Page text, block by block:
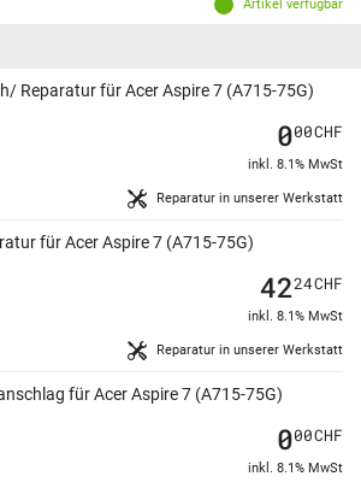
Artikel verfügbar
Reparatur für Acer Aspire 7 (A715-75G)
Reparatur in unserer Werkstatt
000CHF
inkl. 8.1% MwSt
für Acer Aspire 7 (A715-75G)
Reparatur in unserer Werkstatt
4224CHF
inkl. 8.1% MwSt
für Acer Aspire 7 (A715-75G)
000CHF
inkl. 8.1% MwSt